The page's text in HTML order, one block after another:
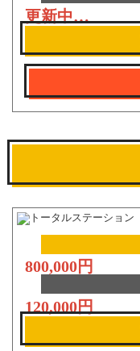
更新中…
800,000円
120,000円